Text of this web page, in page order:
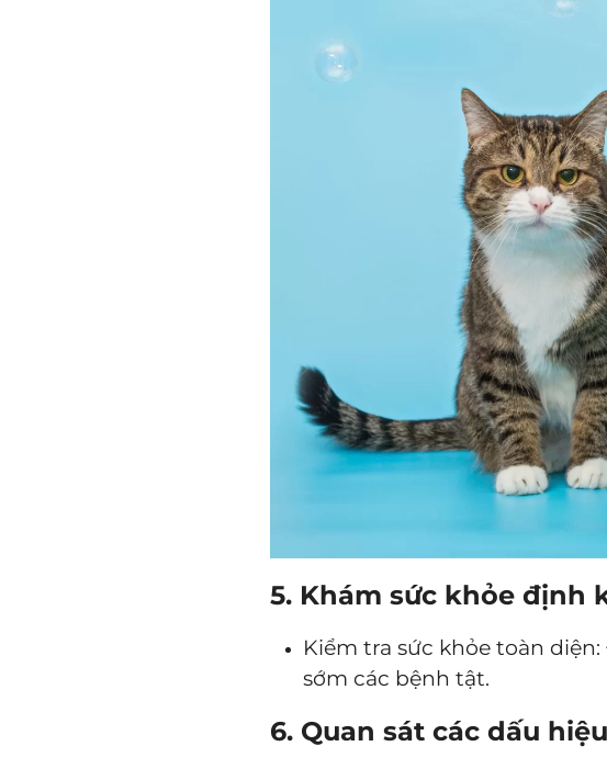
5. Khám sức khỏe định
Kiểm tra sức khỏe toàn
sớm các bệnh tật.
6. Quan sát các dấu